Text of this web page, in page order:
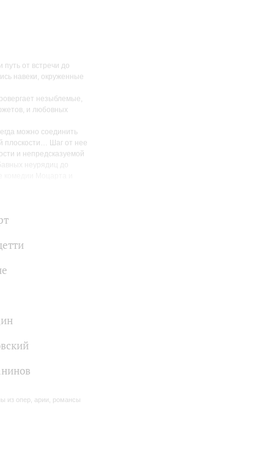
от встречи до
навеки, окруженные
незыблемые,
и любовных
можно соединить
плоскости… Шаг от нее
и непредсказуемой
неурядиц до
Лавров.
из опер, арии, романсы